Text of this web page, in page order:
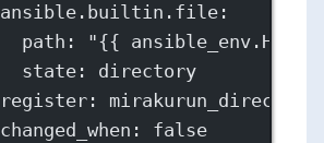
ansible.builtin.file :
path : "{{
state : directory
register : mirakurun_directory
changed_when : false